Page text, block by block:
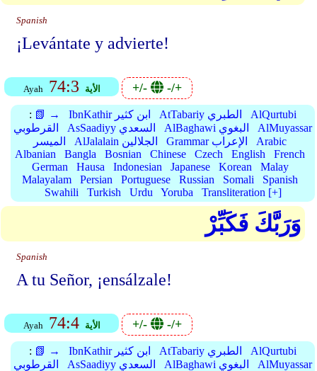
Spanish
¡Levántate y advierte!
Ayah 74:3 الأية +/- -/+
: 📗 → IbnKathir ابن كثير AtTabariy الطبري
AlQurtubi
القرطوبي
AsSaadiyy السعدي AlBaghawi البغوي
AlMuyassar
الميسر
AlJalalain الجلالين Grammar الإعراب
Arabic
Albanian
Bangla Bosnian Chinese Czech English
French
German
Hausa Indonesian Japanese Korean
Malay
Malayalam
Persian Portuguese Russian Somali
Spanish
Swahili
Turkish Urdu Yoruba Transliteration [+]
وَرَبَّكَ فَكَبِّرْ
Spanish
A tu Señor, ¡ensálzale!
Ayah 74:4 الأية +/- -/+
: 📗 → IbnKathir ابن كثير AtTabariy الطبري
AlQurtubi
القرطوبي
AsSaadiyy السعدي AlBaghawi البغوي
AlMuyassar